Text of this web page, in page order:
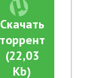
Скачать
торрент
(22,03
Kb)